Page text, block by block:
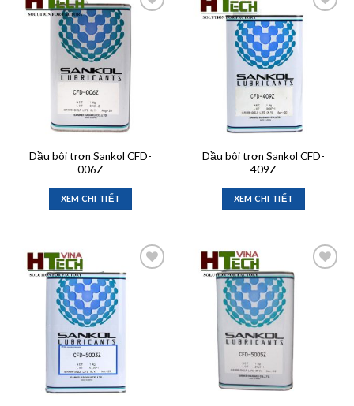
Dầu bôi trơn Sankol CFD-
006Z
XEM CHI TIẾT
Dầu bôi trơn Sankol CFD-
409Z
XEM CHI TIẾT